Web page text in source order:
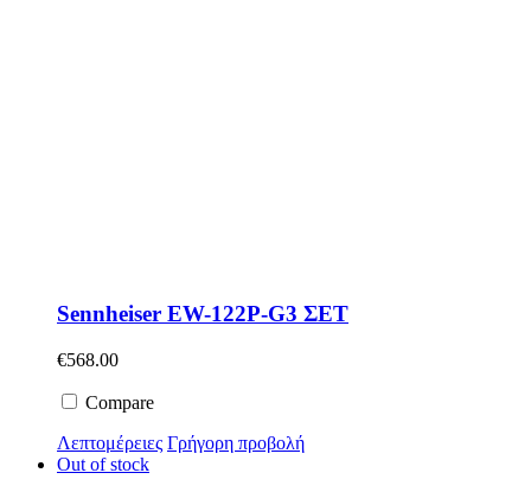
Sennheiser EW-122P-G3 ΣΕΤ
€568.00
Compare
Λεπτομέρειες Γρήγορη προβολή
Out of stock